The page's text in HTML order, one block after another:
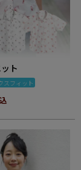
ト
スフィット